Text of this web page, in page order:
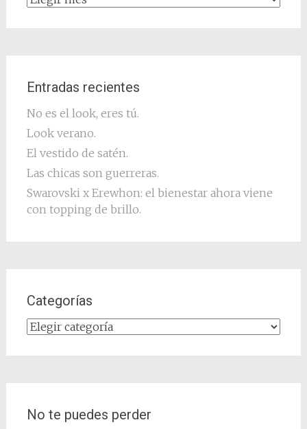
Entradas recientes
No es el look, eres tú.
Look verano.
El vestido de satén.
Las chicas son guerreras.
Swarovski x Erewhon: el bienestar ahora viene
con topping de brillo.
Categorías
Categorías
No te puedes perder